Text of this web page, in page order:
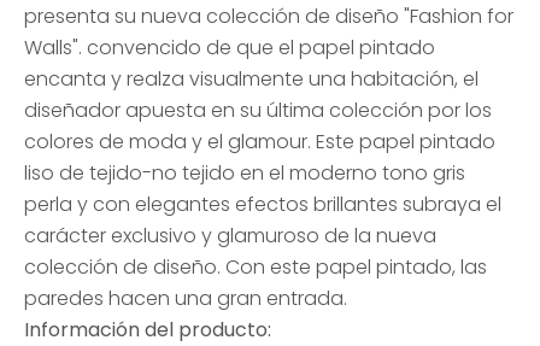
presenta su nueva colección de diseño "Fashion for
Walls". convencido de que el papel pintado
encanta y realza visualmente una habitación, el
diseñador apuesta en su última colección por los
colores de moda y el glamour. Este papel pintado
liso de tejido-no tejido en el moderno tono gris
perla y con elegantes efectos brillantes subraya el
carácter exclusivo y glamuroso de la nueva
colección de diseño. Con este papel pintado, las
paredes hacen una gran entrada.
Información del producto: